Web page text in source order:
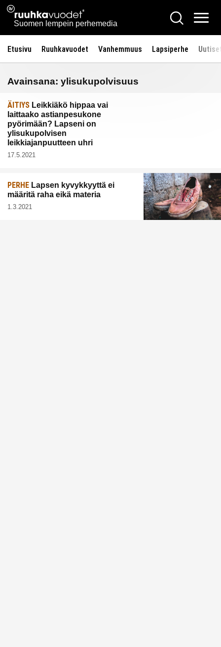
Siirry
sisältöön
Ruuhkavuodet.fi
Suomen lempein perhemedia
Hae
Etusivu Ruuhkavuodet Vanhemmuus Lapsiperhe
Avainsana: ylisukupolvisuus
ÄITIYS Leikkiäkö hippaa vai
laittaako astianpesukone
pyörimään? Lapseni on
ylisukupolvisen
leikkiajanpuutteen uhri
17.5.2021
PERHE Lapsen kyvykkyyttä ei
määritä raha eikä materia
1.3.2021